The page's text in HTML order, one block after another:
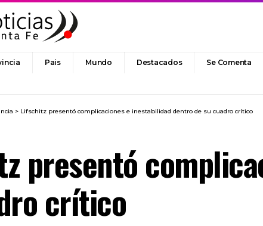
Pais Mundo Destacados Se Comenta
> Lifschitz presentó complicaciones e inestabilidad dentro de su cuadro crítico
presentó
crítico